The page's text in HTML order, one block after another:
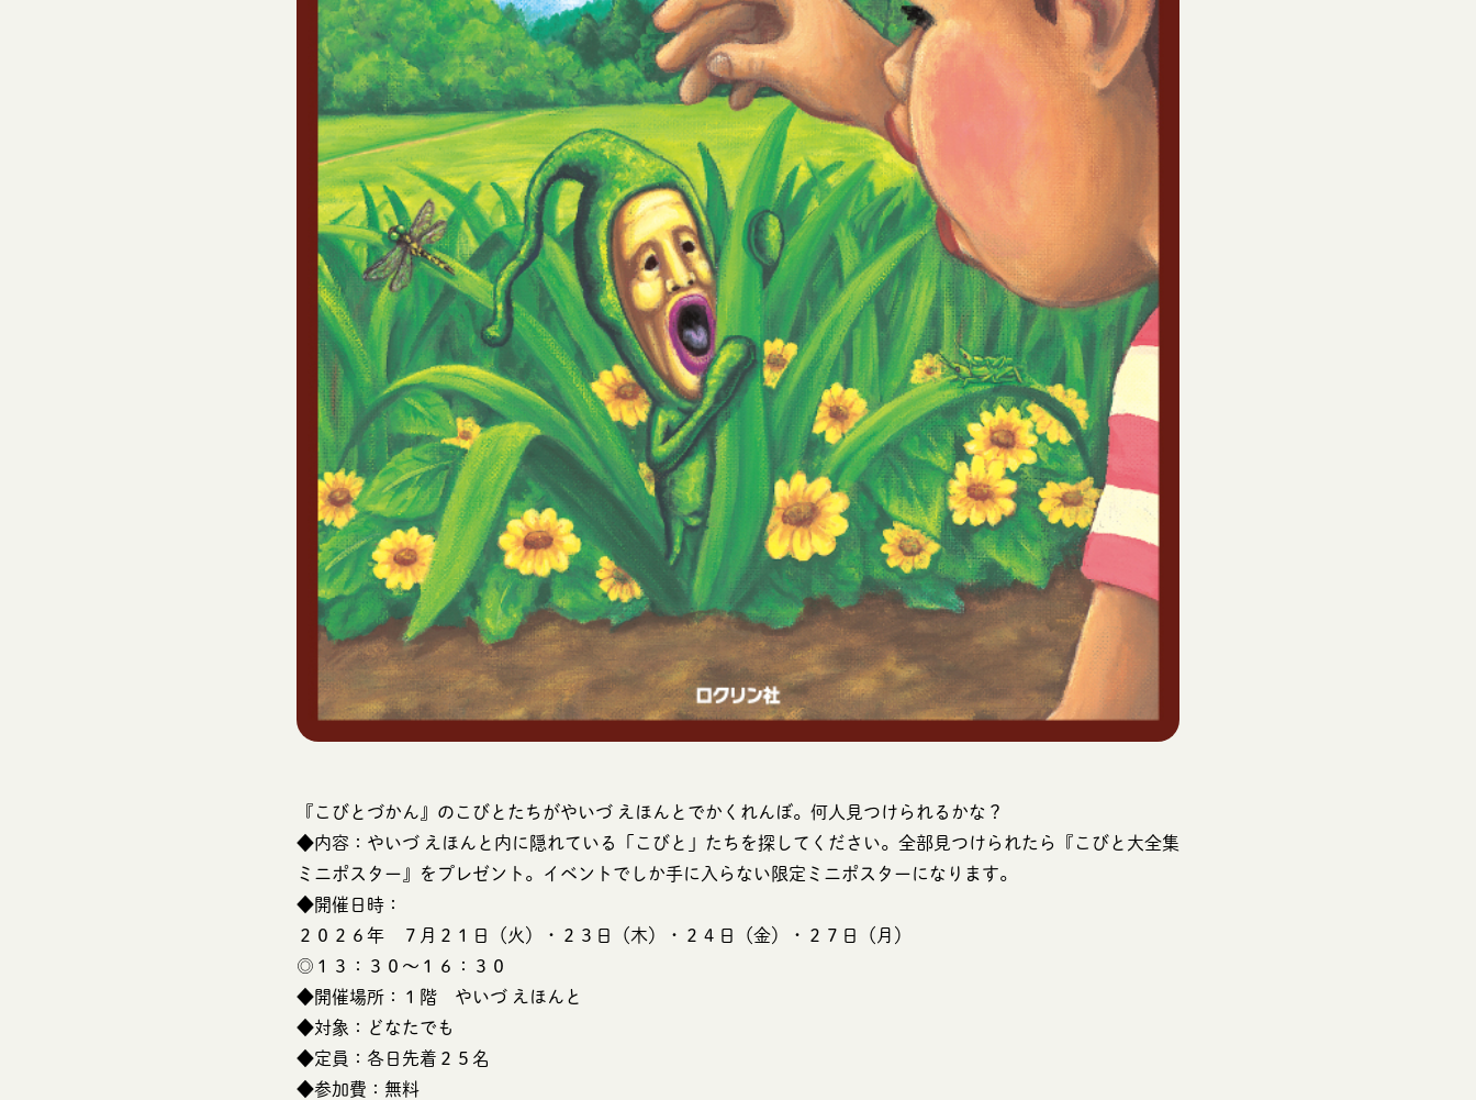
『こびとづかん』のこびとたちがやいづ えほんとでかくれんぼ。何人見つけられるかな？
◆内容：やいづ えほんと内に隠れている「こびと」たちを探してください。全部見つけられたら『こびと大全集
ミニポスター』をプレゼント。イベントでしか手に入らない限定ミニポスターになります。
◆開催日時：
２０２６年 ７月２１日（火）・２３日（木）・２４日（金）・２７日（月）
◎１３：３０～１６：３０
◆開催場所：１階 やいづ えほんと
◆対象：どなたでも
◆定員：各日先着２５名
◆参加費：無料